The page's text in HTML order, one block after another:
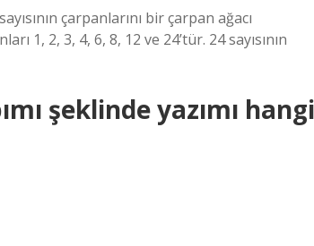
çarpanlarını bir çarpan ağacı
1, 2, 3, 4, 6, 8, 12 ve 24’tür. 24 sayısının
şeklinde yazımı hangi